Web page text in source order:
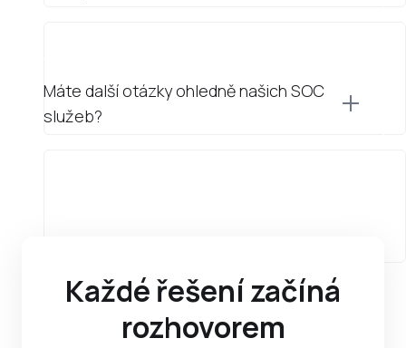
Máte další otázky ohledně našich SOC
služeb?
Každé řešení začíná
rozhovorem